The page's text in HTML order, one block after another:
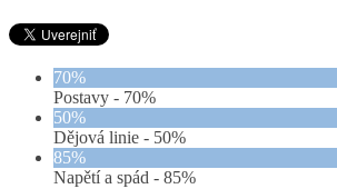
70%
Postavy - 70%
50%
Dějová linie - 50%
85%
Napětí a spád - 85%